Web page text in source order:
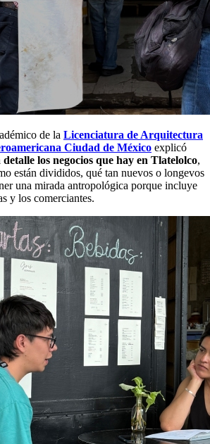
de la Licenciatura de Arquitectura
Ciudad de México explicó
los negocios que hay en Tlatelolco,
están divididos, qué tan nuevos o longevos
una mirada antropológica porque incluye
y los comerciantes.